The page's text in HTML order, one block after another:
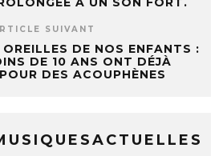
SUIVANT
DE NOS ENFANTS :
DE 10 ANS ONT DÉJÀ
DES ACOUPHÈNES